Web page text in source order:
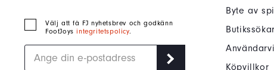
Välj att få FJ nyhetsbrev och godkänn
FootJoysintegritetspolicy.
Byte av
Köpvillkor